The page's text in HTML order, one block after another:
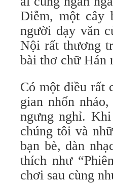
Diễm, một cây
người dạy văn
Nội rất thương
bài thơ chữ
Có một điều rất
gian nhốn
ngưng nghỉ.
chúng tôi và
bạn bè, dàn
thích như
chơi sau cùng